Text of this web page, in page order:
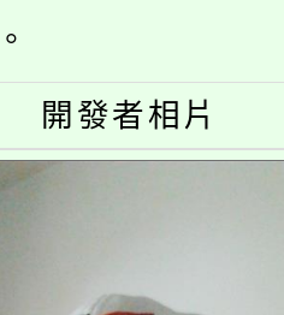
生輔導中心
商輔導、社會
名參加。
短影音徵選
章及活動海報
加。
學年度學生
助參觀特色
施計畫」
教育部表揚
貢獻獎」
開發者相片